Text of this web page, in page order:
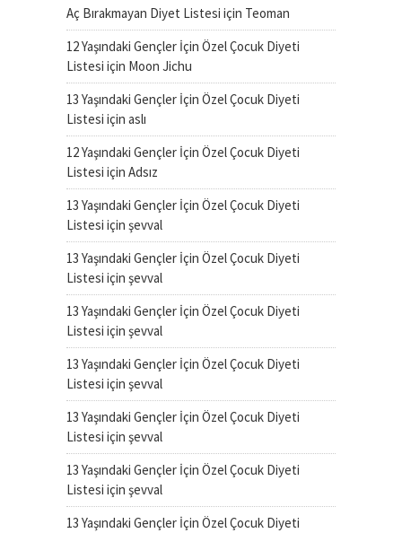
Aç Bırakmayan Diyet Listesi için Teoman
12 Yaşındaki Gençler İçin Özel Çocuk Diyeti
Listesi için Moon Jichu
13 Yaşındaki Gençler İçin Özel Çocuk Diyeti
Listesi için aslı
12 Yaşındaki Gençler İçin Özel Çocuk Diyeti
Listesi için Adsız
13 Yaşındaki Gençler İçin Özel Çocuk Diyeti
Listesi için şevval
13 Yaşındaki Gençler İçin Özel Çocuk Diyeti
Listesi için şevval
13 Yaşındaki Gençler İçin Özel Çocuk Diyeti
Listesi için şevval
13 Yaşındaki Gençler İçin Özel Çocuk Diyeti
Listesi için şevval
13 Yaşındaki Gençler İçin Özel Çocuk Diyeti
Listesi için şevval
13 Yaşındaki Gençler İçin Özel Çocuk Diyeti
Listesi için şevval
13 Yaşındaki Gençler İçin Özel Çocuk Diyeti